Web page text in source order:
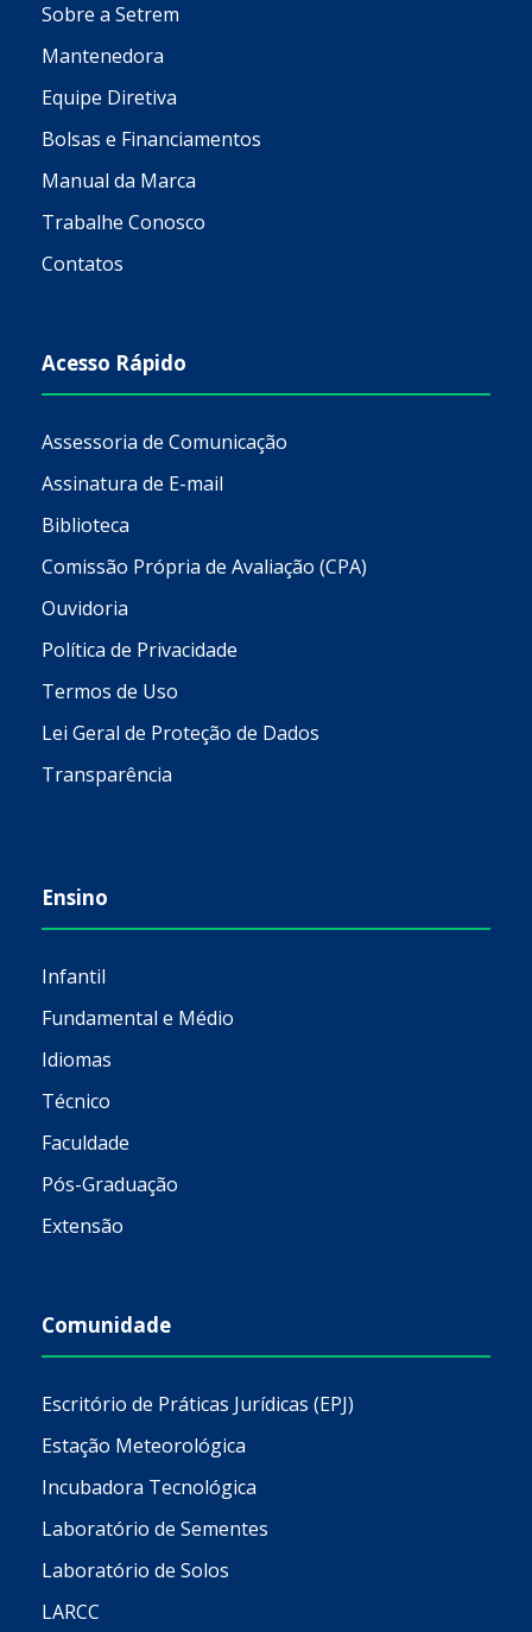
Sobre a Setrem
Mantenedora
Equipe Diretiva
Bolsas e Financiamentos
Manual da Marca
Trabalhe Conosco
Contatos
Acesso Rápido
Assessoria de Comunicação
Assinatura de E-mail
Biblioteca
Comissão Própria de Avaliação (CPA)
Ouvidoria
Política de Privacidade
Termos de Uso
Lei Geral de Proteção de Dados
Transparência
Ensino
Infantil
Fundamental e Médio
Idiomas
Técnico
Faculdade
Pós-Graduação
Extensão
Comunidade
Escritório de Práticas Jurídicas (EPJ)
Estação Meteorológica
Incubadora Tecnológica
Laboratório de Sementes
Laboratório de Solos
LARCC